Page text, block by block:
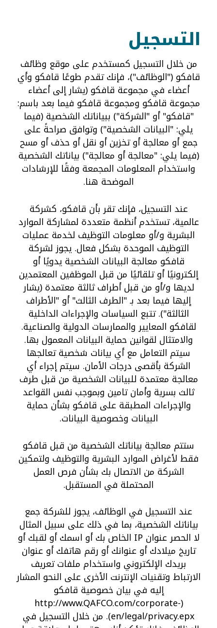
التسجيل
من خلال التسجيل كمستخدم على موقع وظائف
قافكو ("الوظائف")، فإنك تقدم طوعًا قافكو وأي
أعضاء في مجموعة قافكو (يشار إلى أعضاء
مجموعة قافكو ومجموعة قافكو فيما بعد باسم:
"قافكو" أو "الشركة") ببياناتك الشخصية (فيما
يلي: "البيانات الشخصية") وتوافق صراحةً على
جمع أو معالجة أو تخزين أو نقل أو حذف أو مسح
(فيما يلي: "معالجة أو معالجة") بياناتك الشخصية
واستخدام المعلومات المجمعة وفقًا للإرشادات
الموضحة هنا.
عند التسجيل، فإنك تقر بأن قافكو، كشركة
عالمية، تستخدم أنظمة متعددة لمشاركة الموارد
البشرية و/أو معلومات التوظيف لخدمة عمليات
التوظيف الموحدة بشكل فعال. يجوز لشركة
قافكو معالجة البيانات الشخصية يدويًا أو
إلكترونيًا أو تلقائيًا من قبل الموظفين المعتمدين
لديها و/أو من قبل أطراف ثالثة معتمدة (يشار
إليها فيما بعد بـ "الطرف الثالث" أو "الأطراف
الثالثة"). تتبع السياسات والإجراءات الداخلية
لقافكو المعايير والممارسات الدولية والصناعية.
والامتثال لقوانين حماية البيانات المعمول بها.
سيتم التعامل مع أي بيانات شخصية تعالجها
الشركة بأقصى درجات الأمان. سيتم إجراء أي
معالجة معتمدة للبيانات الشخصية من قبل طرف
ثالث بسرية وأمان تامين وبموجب نفس القواعد
والإجراءات المطبقة على قافكو بشأن حماية
البيانات وخصوصية البيانات.
ستتم معالجة بياناتك الشخصية من قبل قافكو
فقط لأغراض الموارد البشرية والتوظيف ولتمكين
الشركة من الاتصال بك بشأن فرص العمل
المحتملة في المستقبل.
عند التسجيل في الوظائف، يجوز للشركة جمع
بياناتك الشخصية، بما في ذلك على سبيل المثال
لا الحصر عنوان IP الخاص بك أو اسمك أو لقبك أو
تاريخ ميلادك أو عنوانك أو رقم هاتفك أو عنوان
بريدك الإلكتروني واستخدام ملفات تعريف
الارتباط وتقنيات الإنترنت الأخرى على النحو المشار
إليه في بيان خصوصية قافكو
(
http://www.QAFCO.com/corporate-
en/legal/privacy.epx). من خلال التسجيل في